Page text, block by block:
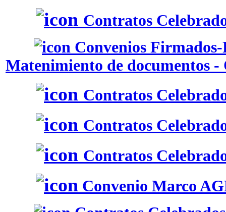
Contratos
Convenios
Matenimiento de documentos -
Contratos
Contratos
Contratos
Convenio Marco